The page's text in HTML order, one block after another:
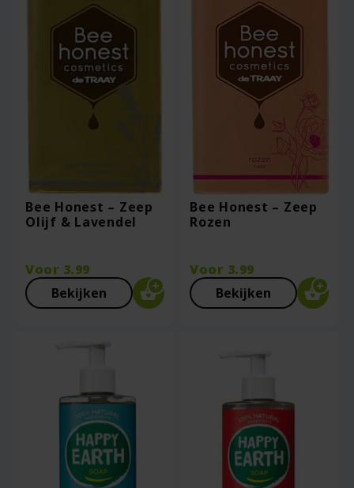
Bee Honest – Zeep
Olijf & Lavendel
Voor 3.99
Bekijken
Bee Honest – Zeep
Rozen
Voor 3.99
Bekijken